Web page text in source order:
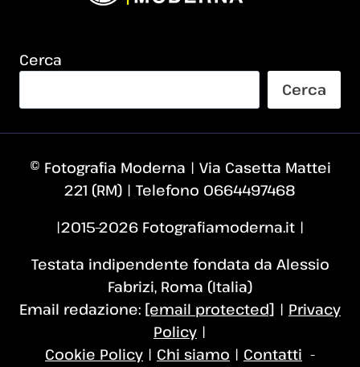
Cerca
Cerca
© Fotografia Moderna | Via Casetta Mattei
221 (RM) | Telefono 0664497468
|2015–2026 Fotografiamoderna.it |
Testata indipendente fondata da Alessio
Fabrizi, Roma (Italia)
Email redazione: [email protected] | Privacy
Policy |
Cookie Policy | Chi siamo | Contatti -